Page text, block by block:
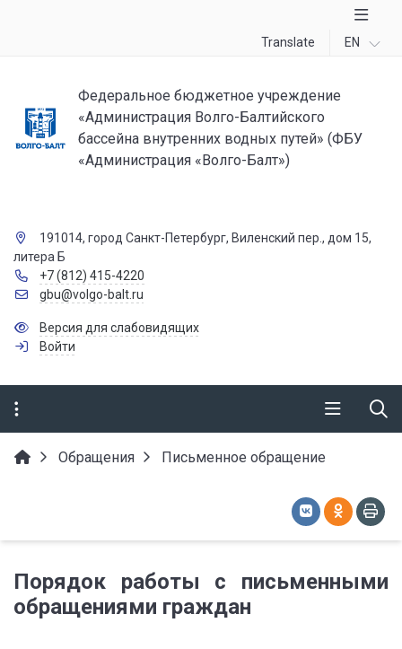
Translate EN
Федеральное бюджетное учреждение
«Администрация Волго-Балтийского
бассейна внутренних водных путей» (ФБУ
«Администрация «Волго-Балт»)
191014, город Санкт-Петербург, Виленский пер., дом 15,
литера Б
+7 (812) 415-4220
gbu@volgo-balt.ru
Версия для слабовидящих
Войти
Обращения Письменное обращение
Порядок работы с письменными
обращениями граждан